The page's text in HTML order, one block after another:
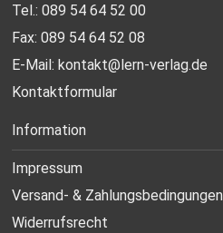
Tel.: 089 54 64 52 00
Fax: 089 54 64 52 08
E-Mail:kontakt@lern-verlag.de
Kontaktformular
Information
Impressum
Versand- & Zahlungsbedingungen
Widerrufsrecht